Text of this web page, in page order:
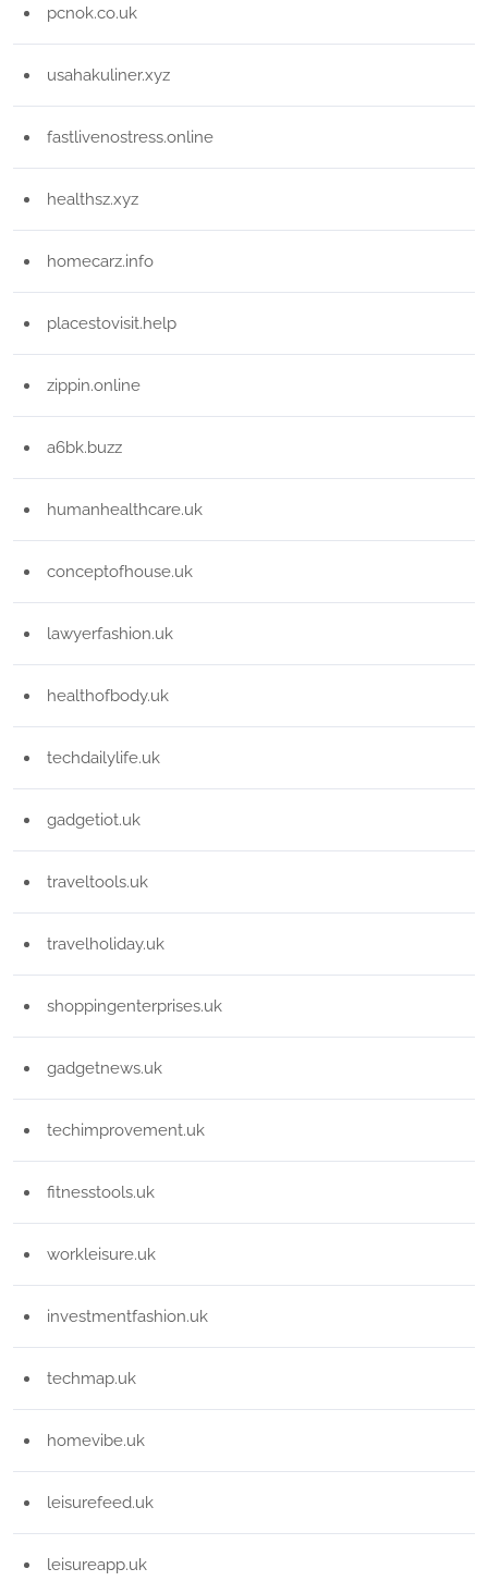
pcnok.co.uk
usahakuliner.xyz
fastlivenostress.online
healthsz.xyz
homecarz.info
placestovisit.help
zippin.online
a6bk.buzz
humanhealthcare.uk
conceptofhouse.uk
lawyerfashion.uk
healthofbody.uk
techdailylife.uk
gadgetiot.uk
traveltools.uk
travelholiday.uk
shoppingenterprises.uk
gadgetnews.uk
techimprovement.uk
fitnesstools.uk
workleisure.uk
investmentfashion.uk
techmap.uk
homevibe.uk
leisurefeed.uk
leisureapp.uk